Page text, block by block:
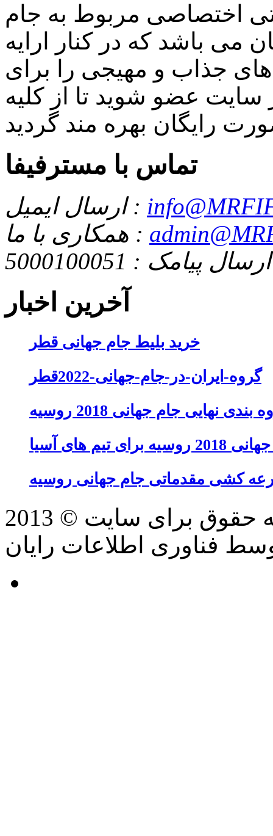
اختصاصی مربوط به جام
می باشد که در کنار ارایه
جذاب و مهیجی را برای
عضو شوید تا از کلیه
تماس با مسترفیفا
ارسال ایمیل :
همکاری با ما :
ارسال پیامک : 5000100051
آخرین اخبار
خرید بلیط جام جهانی قطر
گروه-ایران-در-جام-جهانی-2022قطر
بندی نهایی جام جهانی 2018 روسیه
های آسیا
کشی مقدماتی جام جهانی روسیه
فناوری اطلاعات رایان